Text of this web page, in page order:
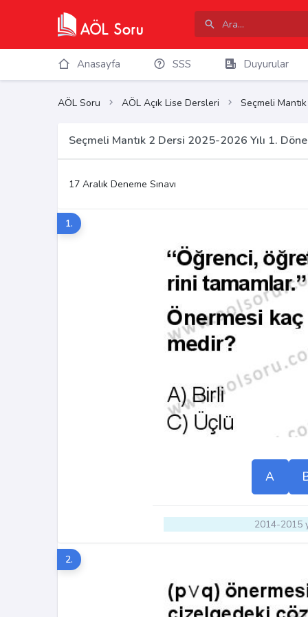
Anasayfa SSS Duyurular
AÖL Soru AÖL Açık Lise Dersleri Seçmeli
Seçmeli Mantık 2 Dersi 2025-2026 Yılı 1.
17 Aralık Deneme Sınavı
1.
A
2014-2015
2.